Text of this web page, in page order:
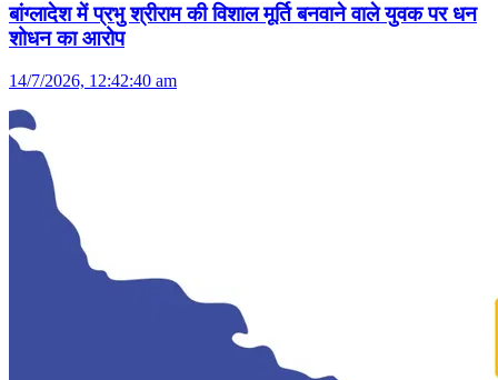
बांग्लादेश में प्रभु श्रीराम की विशाल मूर्ति बनवाने वाले युवक पर धन
शोधन का आरोप
14/7/2026, 12:42:40 am